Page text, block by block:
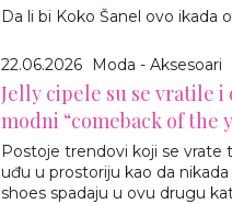
Da li bi Koko Šanel ovo ikada
22.06.2026 Moda - Aksesoari
Jelly cipele su se vratile
modni “comeback of the
Postoje trendovi koji se vrate
uđu u prostoriju kao da
shoes spadaju u ovu drugu